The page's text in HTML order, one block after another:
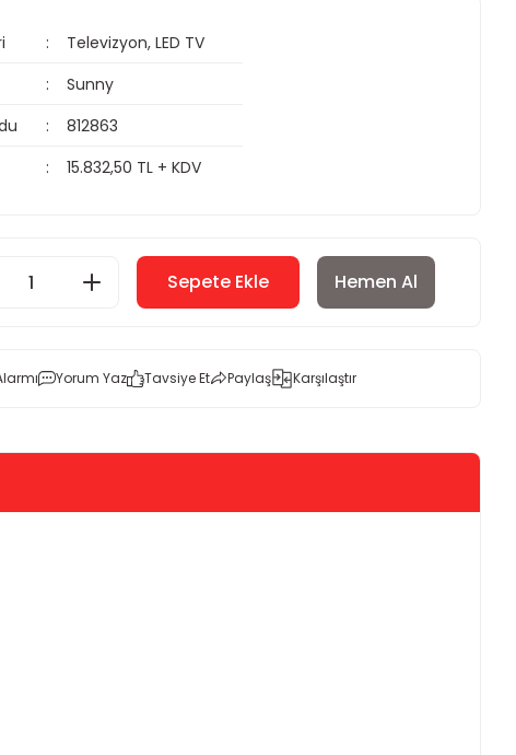
Televizyon, LED TV
Sunny
812863
15.832,50 TL + KDV
Sepete Ekle Hemen Al
Yorum Yaz Tavsiye Et Paylaş Karşılaştır